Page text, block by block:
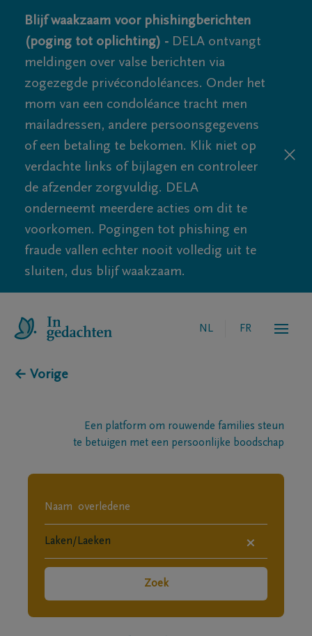
Blijf waakzaam voor phishingberichten
(poging tot oplichting) - DELA ontvangt
meldingen over valse berichten via
zogezegde privécondoléances. Onder het
mom van een condoléance tracht men
mailadressen, andere persoonsgegevens
of een betaling te bekomen. Klik niet op
verdachte links of bijlagen en controleer
de afzender zorgvuldig. DELA
onderneemt meerdere acties om dit te
voorkomen. Pogingen tot phishing en
fraude vallen echter nooit volledig uit te
sluiten, dus blijf waakzaam.
NL FR
← Vorige
Een platform om rouwende families steun
te betuigen met een persoonlijke boodschap
×
Zoek